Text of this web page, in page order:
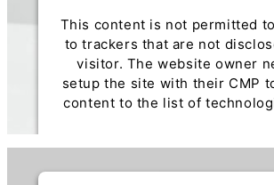
This content is not permitted
to trackers that are not
visitor. The website owner
setup the site with their CMP
content to the list of